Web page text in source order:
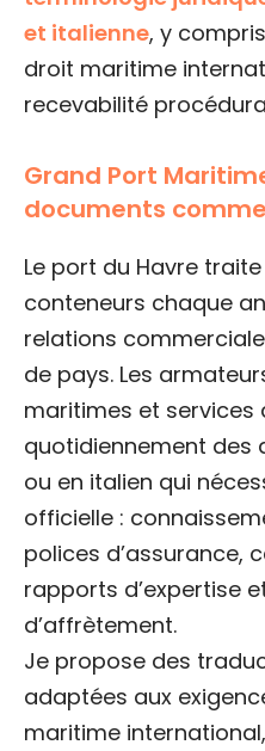
et italienne, y
droit maritime
recevabilité
Grand Port
documents
Le port du Havre
conteneurs chaque
relations
de pays. Les
maritimes et services
quotidiennement des
ou en italien qui
officielle :
polices d’assurance,
rapports d’expertise
d’affrètement.
Je propose des
adaptées aux
maritime